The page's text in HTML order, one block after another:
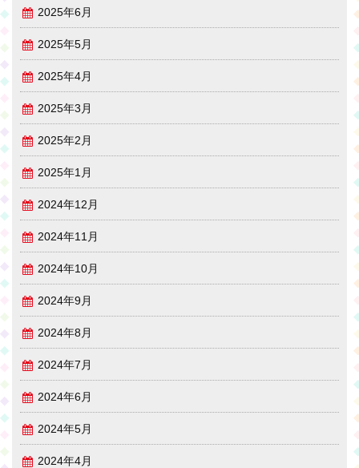
2025年6月
2025年5月
2025年4月
2025年3月
2025年2月
2025年1月
2024年12月
2024年11月
2024年10月
2024年9月
2024年8月
2024年7月
2024年6月
2024年5月
2024年4月